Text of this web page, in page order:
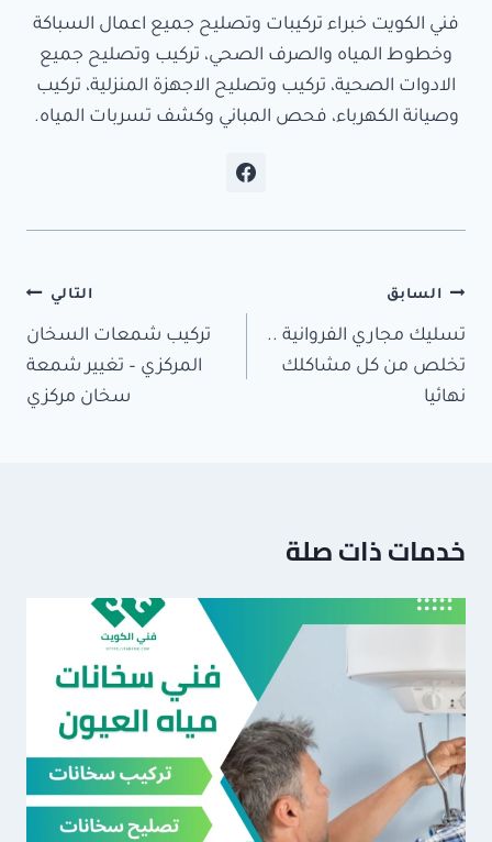
فني الكويت خبراء تركيبات وتصليح جميع اعمال السباكة
وخطوط المياه والصرف الصحي، تركيب وتصليح جميع
الادوات الصحية، تركيب وتصليح الاجهزة المنزلية، تركيب
وصيانة الكهرباء، فحص المباني وكشف تسربات المياه.
تصفّح
المقالات
السابق
تسليك مجاري الفروانية ..
تخلص من كل مشاكلك
نهائيا
التالي
تركيب شمعات السخان
المركزي – تغيير شمعة
سخان مركزي
خدمات ذات صلة